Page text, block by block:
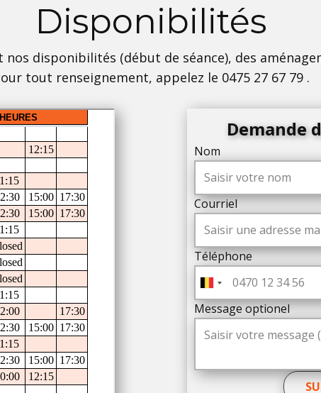
Disponibilités
nos disponibilités (début de séance), des
tout renseignement, appelez le 0475 27 67 79 .
Demande
Nom
Courriel
Téléphone
Message optionel